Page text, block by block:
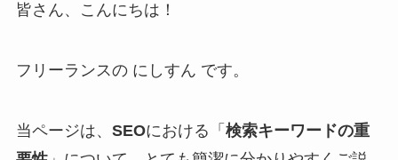
皆さん、こんにちは！
フリーランスの にしすん です。
当ページは、 SEOにおける「 検索キーワードの重